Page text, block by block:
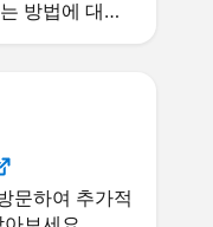
방법에 대해
문하여 추가적